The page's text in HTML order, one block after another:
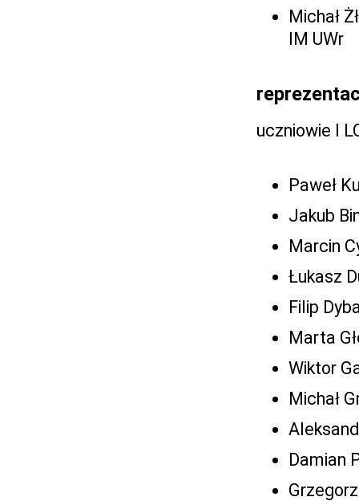
Michał
IM UWr
uczniowie I
Paweł
Jakub
Marcin
Łukasz
Filip
Marta
Wiktor
Michał
Damian